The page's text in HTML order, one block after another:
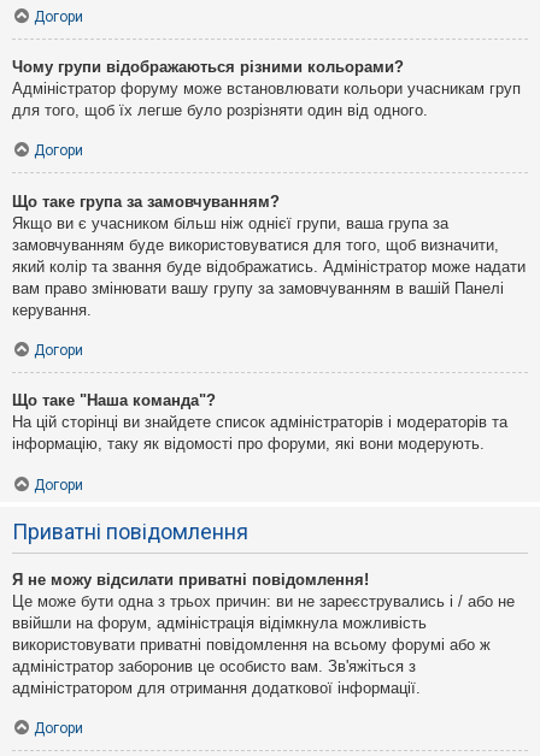
Догори
Чому групи відображаються різними кольорами?
Адміністратор форуму може встановлювати кольори учасникам груп
для того, щоб їх легше було розрізняти один від одного.
Догори
Що таке група за замовчуванням?
Якщо ви є учасником більш ніж однієї групи, ваша група за
замовчуванням буде використовуватися для того, щоб визначити,
який колір та звання буде відображатись. Адміністратор може надати
вам право змінювати вашу групу за замовчуванням в вашій Панелі
керування.
Догори
Що таке "Наша команда"?
На цій сторінці ви знайдете список адміністраторів і модераторів та
інформацію, таку як відомості про форуми, які вони модерують.
Догори
Приватні повідомлення
Я не можу відсилати приватні повідомлення!
Це може бути одна з трьох причин: ви не зареєструвались і / або не
ввійшли на форум, адміністрація відімкнула можливість
використовувати приватні повідомлення на всьому форумі або ж
адміністратор заборонив це особисто вам. Зв'яжіться з
адміністратором для отримання додаткової інформації.
Догори